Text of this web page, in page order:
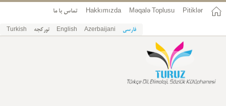
Pitiklər
Məqalə Toplusu
Hakkımızda تماس با ما
فارسی Azerbaijani
English تورکجه Turkish